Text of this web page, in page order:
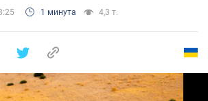
1 минута 4,3 т.